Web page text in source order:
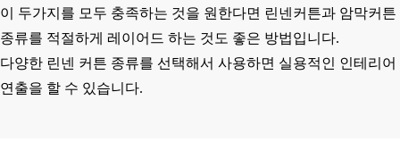
이 두가지를 모두 충족하는 것을 원한다면 린넨커튼과 암막커튼
종류를 적절하게 레이어드 하는 것도 좋은 방법입니다.
다양한 린넨 커튼 종류를 선택해서 사용하면 실용적인 인테리어
연출을 할 수 있습니다.